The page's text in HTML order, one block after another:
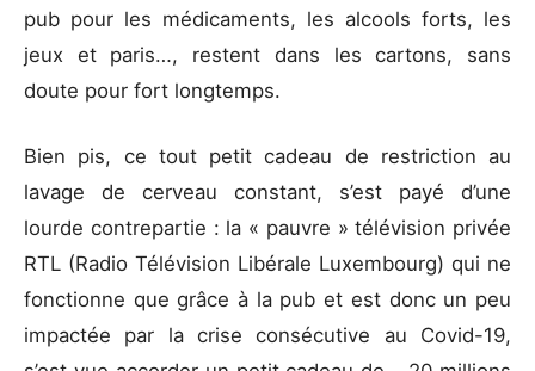
pub pour les médicaments, les alcools forts, les
jeux et paris…, restent dans les cartons, sans
doute pour fort longtemps.
Bien pis, ce tout petit cadeau de restriction au
lavage de cerveau constant, s’est payé d’une
lourde contrepartie : la « pauvre » télévision privée
RTL (Radio Télévision Libérale Luxembourg) qui ne
fonctionne que grâce à la pub et est donc un peu
impactée par la crise consécutive au Covid-19,